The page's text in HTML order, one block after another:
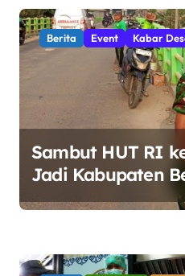
Berita Event Kabar
Sambut HUT RI
Jadi Kabupaten
Pemdes Muara